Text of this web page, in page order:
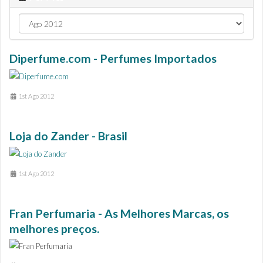
Diperfume.com - Perfumes Importados
1st Ago 2012
Loja do Zander - Brasil
1st Ago 2012
Fran Perfumaria - As Melhores Marcas, os
melhores preços.